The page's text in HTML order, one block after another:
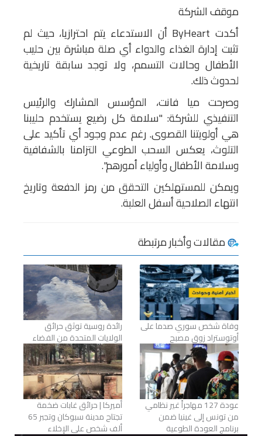
موقف الشركة
أكدت ByHeart أن الاستدعاء يتم احترازيا، حيث لم
تثبت إدارة الغذاء والدواء أي صلة مباشرة بين حليب
الأطفال وحالات التسمم، ولا توجد سابقة تاريخية
لحدوث ذلك.
وصرحت ميا فانت، المؤسس المشارك والرئيس
التنفيذي للشركة: "سلامة كل رضيع يستخدم حليبنا
هي أولويتنا القصوى. رغم عدم وجود أي تأكيد على
التلوث، يعكس السحب الطوعي التزامنا بالشفافية
وسلامة الأطفال وأولياء أمورهم".
ويمكن للمستهلكين التحقق من رمز الدفعة وتاريخ
انتهاء الصلاحية أسفل العلبة.
مقالات وأخبار مرتبطة
وفاة شخص سوري صدما على
أوتوستراد زوق مصبح
رائدة روسية توثق حرائق
الولايات المتحدة من الفضاء
عودة 127 مهاجراً غير نظامي
من تونس إلى غينيا ضمن
برنامج العودة الطوعية
أميركا | حرائق غابات ضخمة
تجتاح مدينة سبوكان وتجبر 65
ألف شخص على الإخلاء